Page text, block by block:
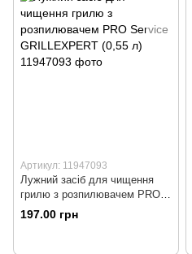
Артикул: 11947093
Лужний засіб для чищення
грилю з розпилювачем PRO
Service GRILLEXPERT (0,55
197.00 грн